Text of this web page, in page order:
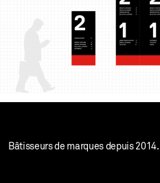
Bâtisseurs de marques depuis 2014.